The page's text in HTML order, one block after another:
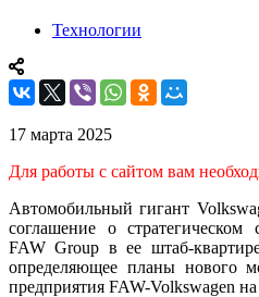
Технологии
17 марта 2025
Для работы с сайтом вам
Автомобильный гигант
соглашение о стратегическом
FAW Group в ее штаб-
определяющее планы нового
предприятия FAW-Volkswagen